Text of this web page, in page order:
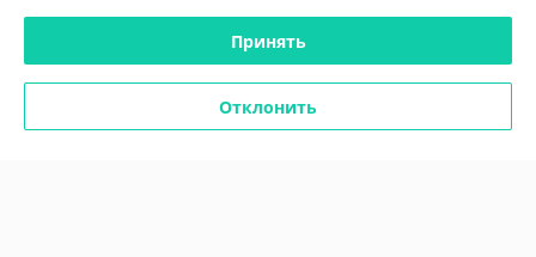
Политика обработки cookies
Принять
Отклонить